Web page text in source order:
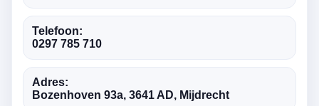
Telefoon:
0297 785 710
Adres:
Bozenhoven 93a, 3641 AD, Mijdrecht